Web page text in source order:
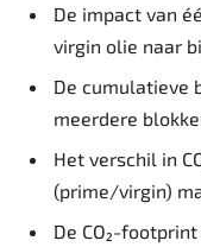
De impact van
virgin olie naar
De cumulatieve
meerdere
Het verschil in
(prime/virgin)
De CO₂-